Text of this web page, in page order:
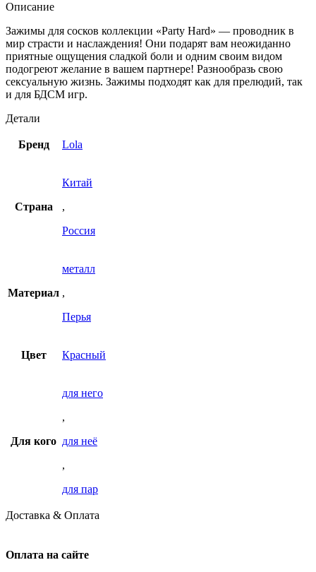
Описание
Зажимы для сосков коллекции «Party Hard» — проводник в
мир страсти и наслаждения! Они подарят вам неожиданно
приятные ощущения сладкой боли и одним своим видом
подогреют желание в вашем партнере! Разнообразь свою
сексуальную жизнь. Зажимы подходят как для прелюдий, так
и для БДСМ игр.
Детали
Бренд Lola
Страна
Китай
,
Россия
Материал
металл
,
Перья
Цвет Красный
Для кого
для него
,
для неё
,
для пар
Доставка & Оплата
Оплата на сайте